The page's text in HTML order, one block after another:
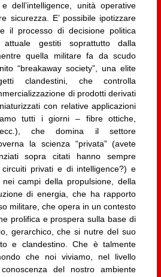
dell’intelligence, unità operative
sicurezza. E’ possibile ipotizzare
il processo di decisione politica
gestiti soprattutto dalla
quella militare fa da scudo
“breakaway society”, una elite
clandestini, che controlla
di prodotti derivati
con relative applicazioni
tutti i giorni – fibre ottiche,
che domina il settore
la scienza “privata” (avete
sopra citati hanno sempre
circuiti privati e di intelligence?) e
campi della propulsione, della
di energia, che ha rapporto
militare, che opera in un contesto
prolifica e prospera sulla base di
gerarchico, che si nutre del suo
e clandestino. Che è talmente
che noi viviamo, nel livello
del nostro ambiente